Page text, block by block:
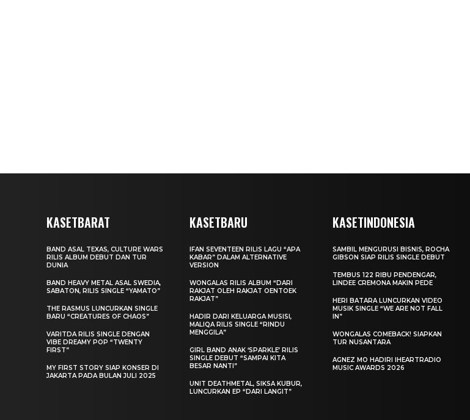
KASETBARAT
BAND ASAL TEXAS, CULTURE WARS
RILIS ALBUM DEBUT DAN TUR
DUNIA
BAND HEAVY METAL ASAL SWEDIA,
SABATON, RILIS SINGLE “YAMATO”
THE RASMUS LUNCURKAN SINGLE
BARU “CREATURES OF CHAOS”
VARITDA RILIS SINGLE DENGAN
VIBE DREAMY POP “TWENTY
FIRST”
MY FIRST STORY SIAP KONSER DI
JAKARTA PADA BULAN JULI 2025
KASETBARU
IFAN SEVENTEEN RILIS LAGU “APA
KABAR” DALAM ALTERNATIVE
VERSION
WONGALAS RILIS ALBUM “DARI
RAKJAT OLEH RAKJAT OENTOEK
RAKJAT”
HADIR DARI KELUARGA MUSISI,
MALIQA RILIS SINGLE “RINDU
MENGGILA”
GIRL BAND ANAK ‘SPARKLE’ RILIS
SINGLE DEBUT “SAMPAI KITA
BESAR NANTI”
UNIT DEATHMETAL, SIKSA KUBUR,
LUNCURKAN EP “DARI LANGIT”
KASETINDONESIA
SAMBIL MENGURUSI BISNIS, ROCHA
GIBSON SIAP RILIS SINGLE DEBUT
TEMBUS 122 RIBU PENDENGAR,
LINDEE CREMONA MAKIN PEDE
HERI BATARA LUNCURKAN VIDEO
MUSIK SINGLE “WE ARE NOT FALL
IN”
WONGALAS COMEBACK! SIAPKAN
TUR NUSANTARA
AGNEZ MO HADIRI IHEARTRADIO
MUSIC AWARDS 2026